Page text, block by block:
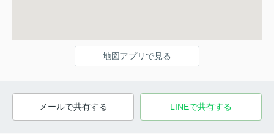
地図アプリで見る
メールで共有する LINEで共有する